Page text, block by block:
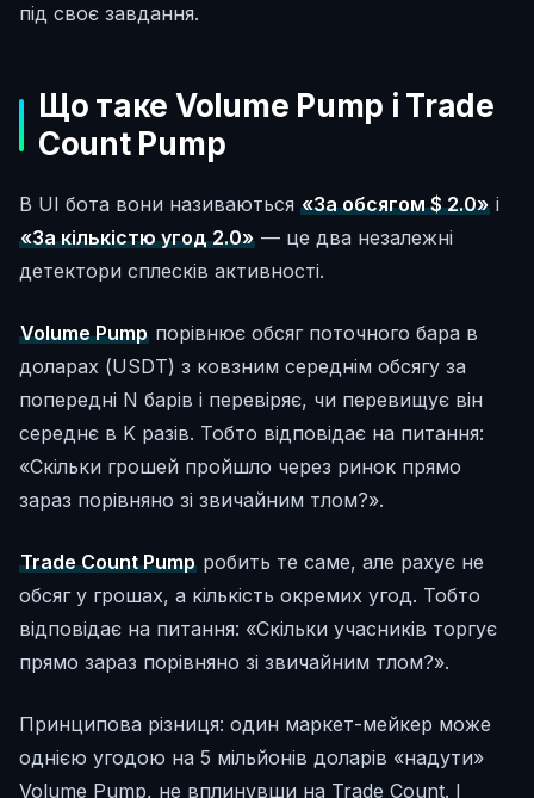
під своє завдання.
Що таке Volume Pump і Trade
Count Pump
В UI бота вони називаються «За обсягом $ 2.0»і
«За кількістю угод 2.0»— це два незалежні
детектори сплесків активності.
Volume Pumpпорівнює обсяг поточного бара в
доларах (USDT) з ковзним середнім обсягу за
попередні N барів і перевіряє, чи перевищує він
середнє в K разів. Тобто відповідає на питання:
«Скільки грошей пройшло через ринок прямо
зараз порівняно зі звичайним тлом?».
Trade Count Pumpробить те саме, але рахує не
обсяг у грошах, а кількість окремих угод. Тобто
відповідає на питання: «Скільки учасників торгує
прямо зараз порівняно зі звичайним тлом?».
Принципова різниця: один маркет-мейкер може
однією угодою на 5 мільйонів доларів «надути»
Volume Pump, не вплинувши на Trade Count. І